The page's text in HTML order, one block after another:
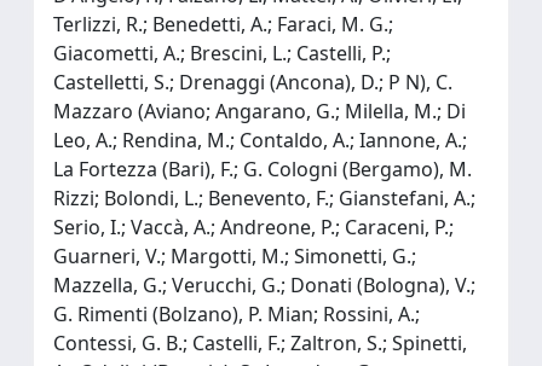
Terlizzi, R.; Benedetti, A.; Faraci, M. G.;
Giacometti, A.; Brescini, L.; Castelli, P.;
Castelletti, S.; Drenaggi (Ancona), D.; P N), C.
Mazzaro (Aviano; Angarano, G.; Milella, M.; Di
Leo, A.; Rendina, M.; Contaldo, A.; Iannone, A.;
La Fortezza (Bari), F.; G. Cologni (Bergamo), M.
Rizzi; Bolondi, L.; Benevento, F.; Gianstefani, A.;
Serio, I.; Vaccà, A.; Andreone, P.; Caraceni, P.;
Guarneri, V.; Margotti, M.; Simonetti, G.;
Mazzella, G.; Verucchi, G.; Donati (Bologna), V.;
G. Rimenti (Bolzano), P. Mian; Rossini, A.;
Contessi, G. B.; Castelli, F.; Zaltron, S.; Spinetti,